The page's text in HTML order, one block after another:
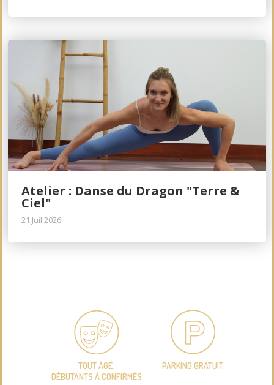
Atelier : Danse du Dragon "Terre &
Ciel"
21 Juil 2026
TOUT ÂGE,
DÉBUTANTS À CONFIRMÉS
PARKING GRATUIT